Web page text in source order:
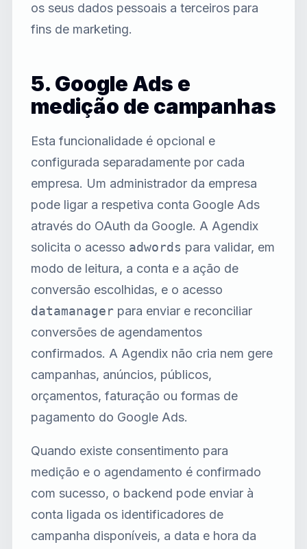
os seus dados pessoais a terceiros para
fins de marketing.
5. Google Ads e
medição de campanhas
Esta funcionalidade é opcional e
configurada separadamente por cada
empresa. Um administrador da empresa
pode ligar a respetiva conta Google Ads
através do OAuth da Google. A Agendix
solicita o acesso adwords para validar, em
modo de leitura, a conta e a ação de
conversão escolhidas, e o acesso
datamanager para enviar e reconciliar
conversões de agendamentos
confirmados. A Agendix não cria nem gere
campanhas, anúncios, públicos,
orçamentos, faturação ou formas de
pagamento do Google Ads.
Quando existe consentimento para
medição e o agendamento é confirmado
com sucesso, o backend pode enviar à
conta ligada os identificadores de
campanha disponíveis, a data e hora da